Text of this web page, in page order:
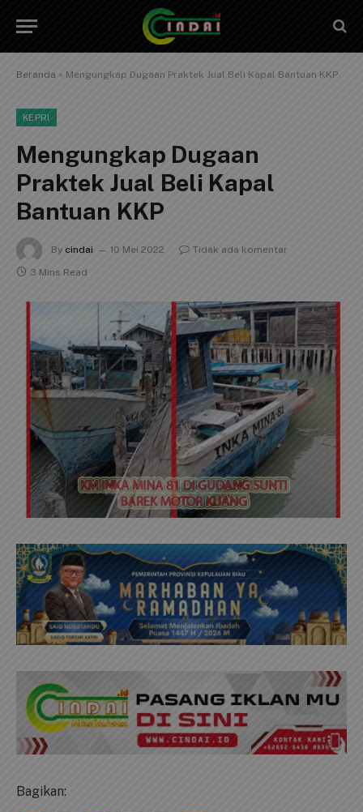
Beranda » Mengungkap Dugaan Praktek Jual Beli Kapal Bantuan KKP
KEPRI
Mengungkap Dugaan
Praktek Jual Beli Kapal
Bantuan KKP
By cindai 10 Mei 2022
Tidak ada komentar
3 Mins Read
Bagikan: